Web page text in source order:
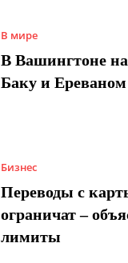
В мире
В Вашингтоне
Баку и
Бизнес
Переводы с
ограничат –
лимиты